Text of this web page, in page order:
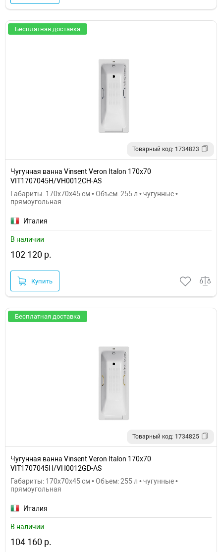
Бесплатная доставка
Товарный код: 1734823
Чугунная ванна Vinsent Veron Italon 170x70
VIT1707045H/VH0012CH-AS
Габариты: 170x70x45 см • Объем: 255 л • чугунные •
прямоугольная
Италия
В наличии
102 120 р.
Купить
Бесплатная доставка
Товарный код: 1734825
Чугунная ванна Vinsent Veron Italon 170x70
VIT1707045H/VH0012GD-AS
Габариты: 170x70x45 см • Объем: 255 л • чугунные •
прямоугольная
Италия
В наличии
104 160 р.